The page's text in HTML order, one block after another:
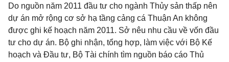
Do nguồn năm 2011 đầu tư cho ngành Thủy sản thấp nên
dự án mở rộng cơ sở hạ tầng cảng cá Thuận An không
được ghi kế hoạch năm 2011. Sở nêu nhu cầu về vốn đầu
tư cho dự án. Bộ ghi nhận, tổng hợp, làm việc với Bộ Kế
hoạch và Đầu tư, Bộ Tài chính tìm nguồn báo cáo Thủ